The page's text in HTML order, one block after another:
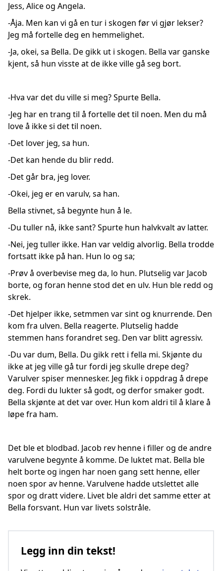
Jess, Alice og Angela.
-Åja. Men kan vi gå en tur i skogen før vi gjør lekser?
Jeg må fortelle deg en hemmelighet.
-Ja, okei, sa Bella. De gikk ut i skogen. Bella var ganske
kjent, så hun visste at de ikke ville gå seg bort.
-Hva var det du ville si meg? Spurte Bella.
-Jeg har en trang til å fortelle det til noen. Men du må
love å ikke si det til noen.
-Det lover jeg, sa hun.
-Det kan hende du blir redd.
-Det går bra, jeg lover.
-Okei, jeg er en varulv, sa han.
Bella stivnet, så begynte hun å le.
-Du tuller nå, ikke sant? Spurte hun halvkvalt av latter.
-Nei, jeg tuller ikke. Han var veldig alvorlig. Bella trodde
fortsatt ikke på han. Hun lo og sa;
-Prøv å overbevise meg da, lo hun. Plutselig var Jacob
borte, og foran henne stod det en ulv. Hun ble redd og
skrek.
-Det hjelper ikke, setmmen var sint og knurrende. Den
kom fra ulven. Bella reagerte. Plutselig hadde
stemmen hans forandret seg. Den var blitt agressiv.
-Du var dum, Bella. Du gikk rett i fella mi. Skjønte du
ikke at jeg ville gå tur fordi jeg skulle drepe deg?
Varulver spiser mennesker. Jeg fikk i oppdrag å drepe
deg. Fordi du lukter så godt, og derfor smaker godt.
Bella skjønte at det var over. Hun kom aldri til å klare å
løpe fra ham.
Det ble et blodbad. Jacob rev henne i filler og de andre
varulvene begynte å komme. De luktet mat. Bella ble
helt borte og ingen har noen gang sett henne, eller
noen spor av henne. Varulvene hadde utslettet alle
spor og dratt videre. Livet ble aldri det samme etter at
Bella forsvant. Hun var livets solstråle.
Legg inn din tekst!